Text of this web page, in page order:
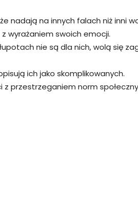
nadają na innych falach niż inni
wyrażaniem swoich emocji.
nie są dla nich, wolą się
ich jako skomplikowanych.
z przestrzeganiem norm